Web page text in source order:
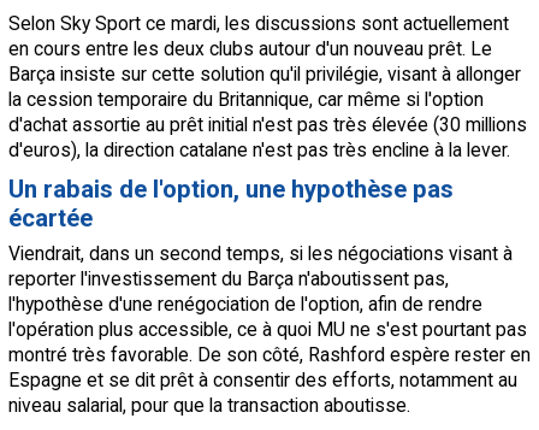
Selon Sky Sport ce mardi, les discussions sont actuellement
en cours entre les deux clubs autour d'un nouveau prêt. Le
Barça insiste sur cette solution qu'il privilégie, visant à allonger
la cession temporaire du Britannique, car même si l'option
d'achat assortie au prêt initial n'est pas très élevée (30 millions
d'euros), la direction catalane n'est pas très encline à la lever.
Un rabais de l'option, une hypothèse pas
écartée
Viendrait, dans un second temps, si les négociations visant à
reporter l'investissement du Barça n'aboutissent pas,
l'hypothèse d'une renégociation de l'option, afin de rendre
l'opération plus accessible, ce à quoi MU ne s'est pourtant pas
montré très favorable. De son côté, Rashford espère rester en
Espagne et se dit prêt à consentir des efforts, notamment au
niveau salarial, pour que la transaction aboutisse.